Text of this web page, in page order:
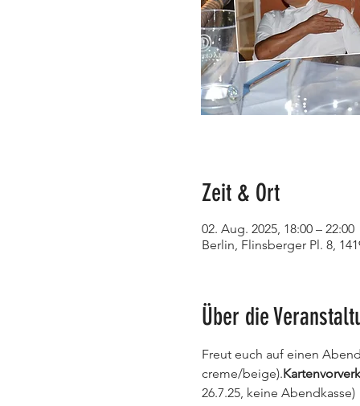
Zeit & Ort
02. Aug. 2025, 18:00 – 22:00
Berlin, Flinsberger Pl. 8,
Über die
Freut euch auf einen
creme/beige).
26.7.25, keine Abendkasse)